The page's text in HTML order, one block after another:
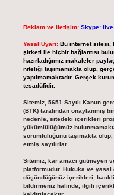
Reklam ve İletişim: Skype:
Yasal Uyarı: Bu internet sitesi,
şirketi ile hiçbir bağlantısı
hazırladığımız makaleler
niteliği taşımamakta olup,
yapılmamaktadır. Gerçek
tesadüfidir.
Sitemiz, 5651 Sayılı Kanun
(BTK) tarafından onaylanmış
nedenle, sitedeki içerikleri
yükümlülüğümüz
sorumluluğunu taşımakta
etmiş sayılırlar.
Sitemiz, kar amacı gütmeyen
platformudur. Hukuka ve yasal
düşündüğünüz içerikleri,
bildirmeniz halinde, ilgili